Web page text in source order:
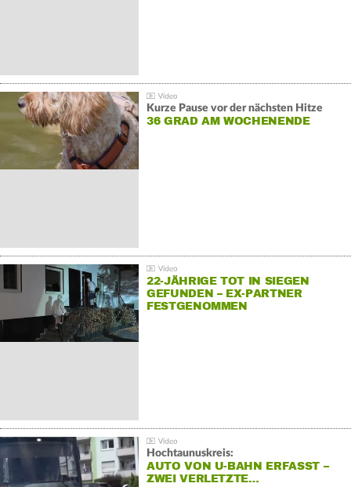
Kurze Pause vor der nächsten Hitze
36 GRAD AM WOCHENENDE
22-JÄHRIGE TOT IN SIEGEN
GEFUNDEN – EX-PARTNER
FESTGENOMMEN
Hochtaunuskreis:
AUTO VON U-BAHN ERFASST –
ZWEI VERLETZTE…